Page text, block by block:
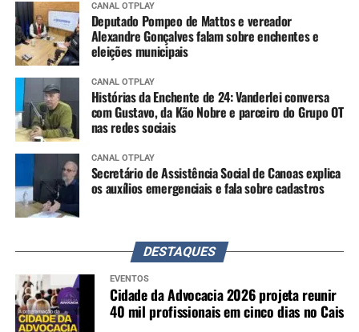
CANAL OTPLAY
Deputado Pompeo de Mattos e vereador
Alexandre Gonçalves falam sobre enchentes e
eleições municipais
CANAL OTPLAY
Histórias da Enchente de 24: Vanderlei conversa
com Gustavo, da Kão Nobre e parceiro do Grupo OT
nas redes sociais
CANAL OTPLAY
Secretário de Assistência Social de Canoas explica
os auxílios emergenciais e fala sobre cadastros
DESTAQUES
EVENTOS
Cidade da Advocacia 2026 projeta reunir
40 mil profissionais em cinco dias no Cais